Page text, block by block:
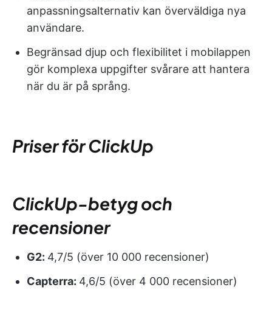
anpassningsalternativ kan överväldiga nya
användare.
Begränsad djup och flexibilitet i mobilappen
gör komplexa uppgifter svårare att hantera
när du är på språng.
Priser för ClickUp
ClickUp-betyg och
recensioner
G2: 4,7/5 (över 10 000 recensioner)
Capterra: 4,6/5 (över 4 000 recensioner)